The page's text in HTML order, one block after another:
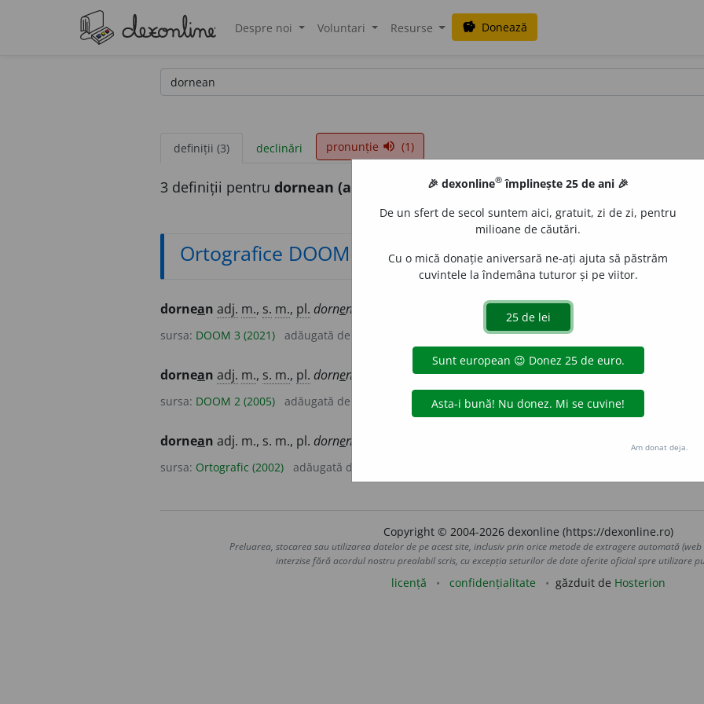
Despre noi Voluntari Resurse savings Donează
definiții (3) declinări pronunție volume_up (1)
3 definiții pentru dornean (adj.)
Ortografice DOOM
dornean adj. m., s. m., pl. dorneni dornene
sursa: DOOM 3 (2021) adăugată de
dornean adj. m., s. m., pl. dorneni; dorneană,pl.dornene
sursa: DOOM 2 (2005) adăugată de acțiuni
dornean adj. m., s. m., pl. dorneni;
sursa: Ortografic (2002) adăugată de
Copyright © 2004-2026 dexonline (https://dexonline.ro)
Preluarea, stocarea sau utilizarea datelor de pe acest site, inclusiv prin orice metode de extragere automată
interzise fără acordul nostru prealabil scris, cu excepția seturilor de date oferite oficial spre utilizare
licență confidențialitate găzduit de Hosterion
🎉 dexonline® împlinește 25 de ani 🎉
De un sfert de secol suntem aici, gratuit, zi de zi, pentru
milioane de căutări.
Cu o mică donație aniversară ne-ați ajuta să păstrăm
cuvintele la îndemâna tuturor și pe viitor.
Am donat deja.